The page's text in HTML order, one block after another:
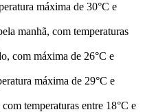
máxima de 30°C e
manhã, com temperaturas
com máxima de 26°C e
máxima de 29°C e
temperaturas entre 18°C e